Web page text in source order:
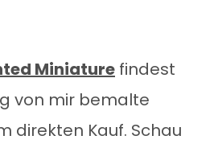
Miniature findest
von mir bemalte
direkten Kauf. Schau